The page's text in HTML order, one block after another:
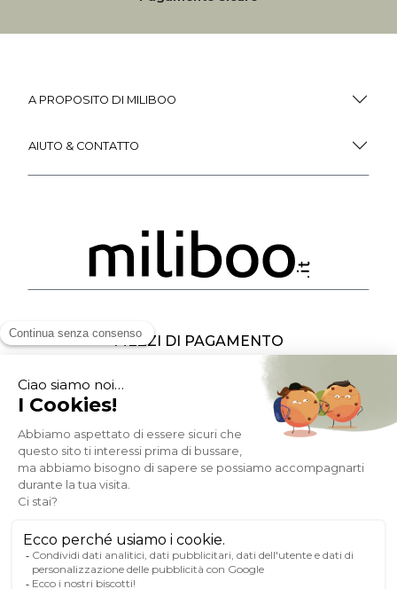
A PROPOSITO DI MILIBOO
AIUTO & CONTATTO
MEZZI DI PAGAMENTO
SOCIAL NETWORK
ITALIA